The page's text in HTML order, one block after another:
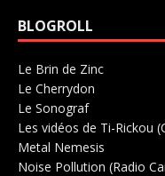
BLOGROLL
Le Brin de Zinc
Le Cherrydon
Le SonografSalle de
Les vidéos de Ti-Rickou
Metal Nemesis
Noise Pollution (Radio